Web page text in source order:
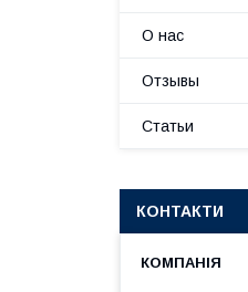
О нас
Отзывы
Статьи
КОНТАКТИ